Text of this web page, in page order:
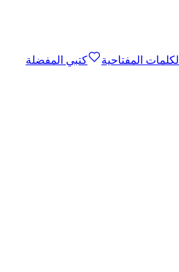
الكلمات المفتاحية
كتبي المفضلة